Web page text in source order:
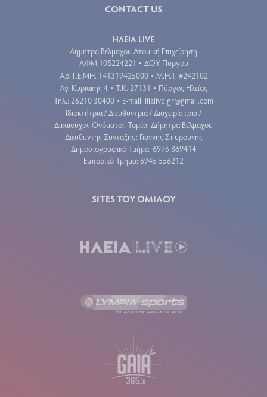
CONTACT US
ΗΛΕΙΑ LIVE
Δήμητρα Βέλμαχου Ατομική Επιχείρηση
ΑΦΜ 105224221 • ΔΟΥ Πύργου
Aρ. Γ.Ε.ΜΗ. 141319425000 • Μ.Η.Τ. #242102
Αγ. Κυριακής 4 • Τ.Κ. 27131 • Πύργος Ηλείας
Τηλ.: 26210 30400 • E-mail: ilialive.gr@gmail.com
Ιδιοκτήτρια / Διευθύντρια / Διαχειρίστρια /
Δικαιούχος Ονόματος Τομέα: Δήμητρα Βέλμαχου
Διευθυντής Σύνταξης: Γιάννης Σπυρούνης
Δημοσιογραφικό Τμήμα: 6976 869414
Εμπορικό Τμήμα: 6945 556212
SITES ΤΟΥ ΟΜΙΛΟΥ